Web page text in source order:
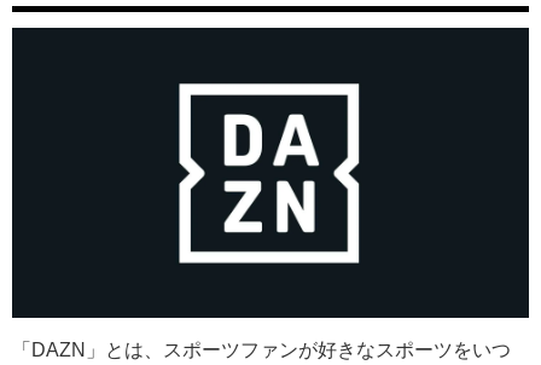
「DAZN」とは、スポーツファンが好きなスポーツをいつ